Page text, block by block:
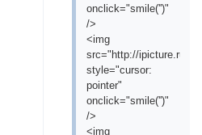
onclick="smile('')"
/>
<img
src="http://ipicture.ru/
style="cursor:
pointer"
onclick="smile('')"
/>
<img